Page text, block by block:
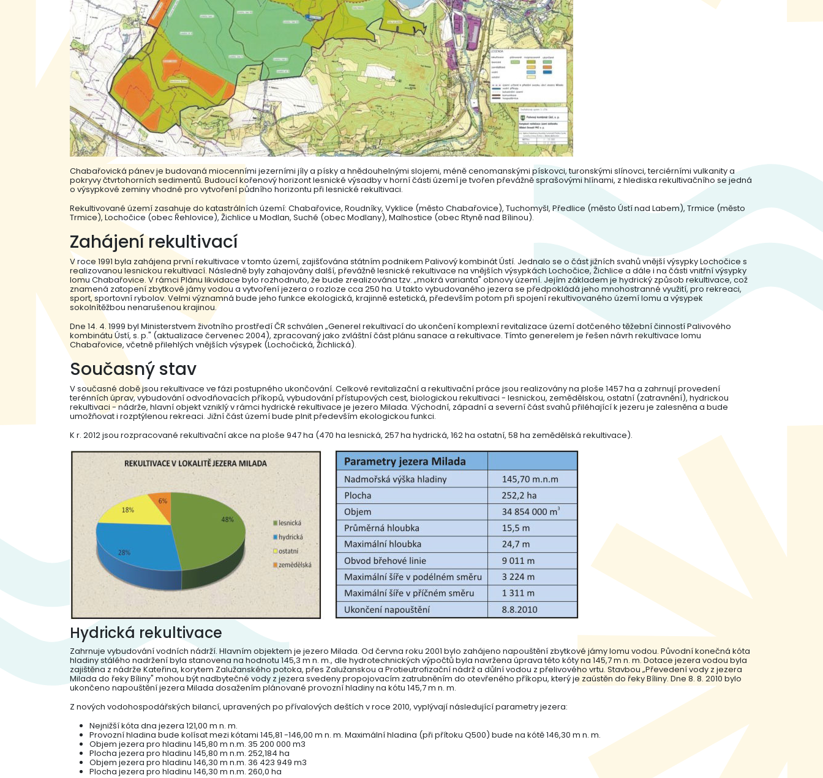
Chabařovická pánev je budovaná miocenními jezerními jíly a písky a hnědouhelnými slojemi, méně cenomanskými pískovci, turonskými slínovci, terciérními vulkanity a
pokryvy čtvrtohorních sedimentů. Budoucí kořenový horizont lesnické výsadby v horní části území je tvořen převážně sprašovými hlínami, z hlediska rekultivačního se jedná
o výsypkové zeminy vhodné pro vytvoření půdního horizontu při lesnické rekultivaci.
Rekultivované území zasahuje do katastrálních území: Chabařovice, Roudníky, Vyklice (město Chabařovice), Tuchomyšl, Předlice (město Ústí nad Labem), Trmice (město
Trmice), Lochočice (obec Řehlovice), Žichlice u Modlan, Suché (obec Modlany), Malhostice (obec Rtyně nad Bílinou).
Zahájení rekultivací
V roce 1991 byla zahájena první rekultivace v tomto území, zajišťována státním podnikem Palivový kombinát Ústí. Jednalo se o část jižních svahů vnější výsypky Lochočice s
realizovanou lesnickou rekultivací. Následně byly zahajovány další, převážně lesnické rekultivace na vnějších výsypkách Lochočice, Žichlice a dále i na části vnitřní výsypky
lomu Chabařovice. V rámci Plánu likvidace bylo rozhodnuto, že bude zrealizována tzv. „mokrá varianta" obnovy území. Jejím základem je hydrický způsob rekultivace, což
znamená zatopení zbytkové jámy vodou a vytvoření jezera o rozloze cca 250 ha. U takto vybudovaného jezera se předpokládá jeho mnohostranné využití, pro rekreaci,
sport, sportovní rybolov. Velmi významná bude jeho funkce ekologická, krajinně estetická, především potom při spojení rekultivovaného území lomu a výsypek
sokolnítěžbou nenarušenou krajinou.
Dne 14. 4. 1999 byl Ministerstvem životního prostředí ČR schválen „Generel rekultivací do ukončení komplexní revitalizace území dotčeného těžební činností Palivového
kombinátu Ústí, s. p." (aktualizace červenec 2004), zpracovaný jako zvláštní část plánu sanace a rekultivace. Tímto generelem je řešen návrh rekultivace lomu
Chabařovice, včetně přilehlých vnějších výsypek (Lochočická, Žichlická).
Současný stav
V současné době jsou rekultivace ve fázi postupného ukončování. Celkové revitalizační a rekultivační práce jsou realizovány na ploše 1457 ha a zahrnují provedení
terénních úprav, vybudování odvodňovacích příkopů, vybudování přístupových cest, biologickou rekultivaci - lesnickou, zemědělskou, ostatní (zatravnění), hydrickou
rekultivaci - nádrže, hlavní objekt vzniklý v rámci hydrické rekultivace je jezero Milada. Východní, západní a severní část svahů přiléhající k jezeru je zalesněna a bude
umožňovat i rozptýlenou rekreaci. Jižní část území bude plnit především ekologickou funkci.
K r. 2012 jsou rozpracované rekultivační akce na ploše 947 ha (470 ha lesnická, 257 ha hydrická, 162 ha ostatní, 58 ha zemědělská rekultivace).
Hydrická rekultivace
Zahrnuje vybudování vodních nádrží. Hlavním objektem je jezero Milada. Od června roku 2001 bylo zahájeno napouštění zbytkové jámy lomu vodou. Původní konečná kóta
hladiny stálého nadržení byla stanovena na hodnotu 145,3 m n. m., dle hydrotechnických výpočtů byla navržena úprava této kóty na 145,7 m n. m. Dotace jezera vodou byla
zajištěna z nádrže Kateřina, korytem Zalužanského potoka, přes Zalužanskou a Protieutrofizační nádrž a důlní vodou z přelivového vrtu. Stavbou „Převedení vody z jezera
Milada do řeky Bíliny" mohou být nadbytečné vody z jezera svedeny propojovacím zatrubněním do otevřeného příkopu, který je zaústěn do řeky Bíliny. Dne 8. 8. 2010 bylo
ukončeno napouštění jezera Milada dosažením plánované provozní hladiny na kótu 145,7 m n. m.
Z nových vodohospodářských bilancí, upravených po přívalových deštích v roce 2010, vyplývají následující parametry jezera:
Nejnižší kóta dna jezera 121,00 m n. m.
Provozní hladina bude kolísat mezi kótami 145,81 -146,00 m n. m. Maximální hladina (při přítoku Q500) bude na kótě 146,30 m n. m.
Objem jezera pro hladinu 145,80 m n.m. 35 200 000 m3
Plocha jezera pro hladinu 145,80 m n.m. 252,184 ha
Objem jezera pro hladinu 146,30 m n.m. 36 423 949 m3
Plocha jezera pro hladinu 146,30 m n.m. 260,0 ha